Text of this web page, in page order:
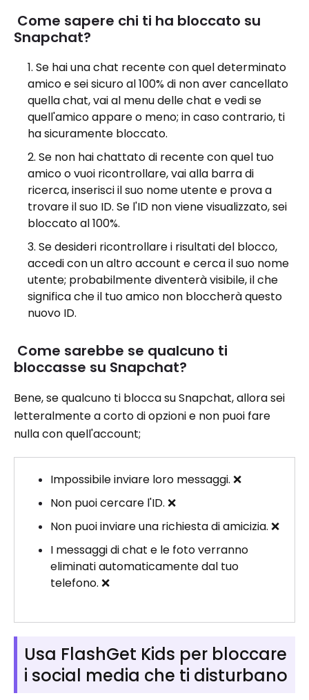
Come sapere chi ti ha bloccato su
Snapchat?
Se hai una chat recente con quel determinato
amico e sei sicuro al 100% di non aver cancellato
quella chat, vai al menu delle chat e vedi se
quell'amico appare o meno; in caso contrario, ti
ha sicuramente bloccato.
Se non hai chattato di recente con quel tuo
amico o vuoi ricontrollare, vai alla barra di
ricerca, inserisci il suo nome utente e prova a
trovare il suo ID. Se l'ID non viene visualizzato, sei
bloccato al 100%.
Se desideri ricontrollare i risultati del blocco,
accedi con un altro account e cerca il suo nome
utente; probabilmente diventerà visibile, il che
significa che il tuo amico non bloccherà questo
nuovo ID.
Come sarebbe se qualcuno ti
bloccasse su Snapchat?
Bene, se qualcuno ti blocca su Snapchat, allora sei
letteralmente a corto di opzioni e non puoi fare
nulla con quell'account;
Impossibile inviare loro messaggi. ❌
Non puoi cercare l'ID. ❌
Non puoi inviare una richiesta di amicizia. ❌
I messaggi di chat e le foto verranno
eliminati automaticamente dal tuo
telefono. ❌
Usa FlashGet Kids per bloccare
i social media che ti disturbano